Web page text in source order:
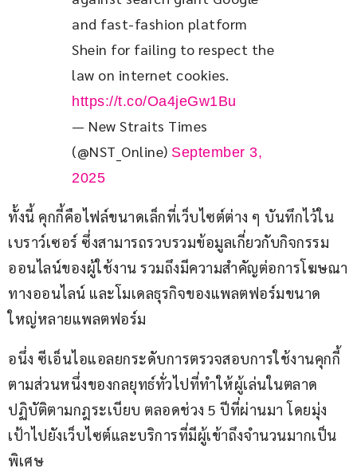
and fast-fashion platform
Shein for failing to respect the
law on internet cookies.
https://t.co/Oa4jeGw1Bu
— New Straits Times
(@NST_Online) September 3,
2025
ทั้งนี้ คุกกี้คือไฟล์ขนาดเล็กที่เว็บไซต์ต่าง ๆ บันทึกไว้ใน
เบราว์เซอร์ ซึ่งสามารถรวบรวมข้อมูลเกี่ยวกับกิจกรรม
ออนไลน์ของผู้ใช้งาน รวมถึงมีความสำคัญต่อการโฆษณา
ทางออนไลน์ และโมเดลธุรกิจของแพลตฟอร์มขนาด
ใหญ่หลายแพลตฟอร์ม
อนึ่ง ซีเอ็นไอแอลยกระดับการตรวจสอบการใช้งานคุกกี้
ตามส่วนหนึ่งของกลยุทธ์ทั่วไปที่ทำให้ผู้เล่นในตลาด
ปฏิบัติตามกฎระเบียบ ตลอดช่วง 5 ปีที่ผ่านมา โดยมุ่ง
เป้าไปยังเว็บไซต์และบริการที่มีผู้เข้าถึงจำนวนมากเป็น
พิเศษ